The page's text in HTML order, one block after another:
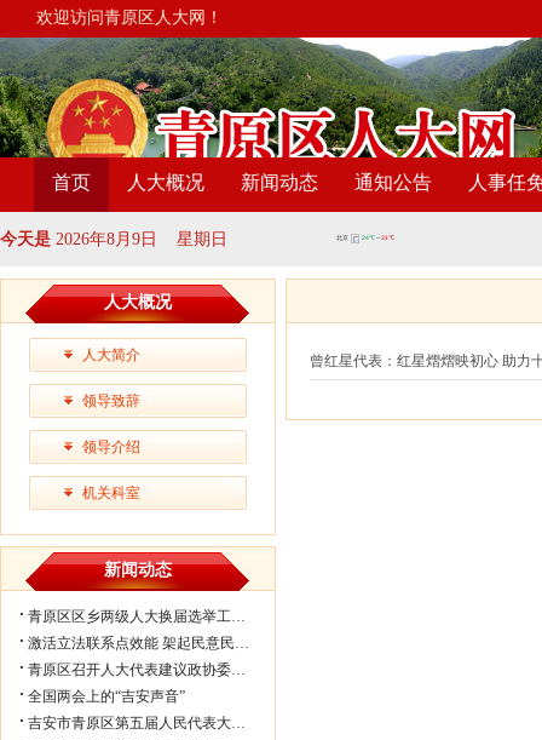
欢迎访问青原区人大网！
首页 人大概况 新闻动态 通知公告 人事任
今天是 2026年8月9日 星期日
人大概况
人大简介
领导致辞
领导介绍
机关科室
新闻动态
青原区区乡两级人大换届选举工作会议...
激活立法联系点效能 架起民意民生连...
青原区召开人大代表建议政协委员提案...
全国两会上的“吉安声音”
吉安市青原区第五届人民代表大会第七...
曾红星代表：红星熠熠映初心 助力